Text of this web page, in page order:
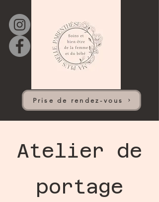
Prise de rendez-vous
Atelier de
portage